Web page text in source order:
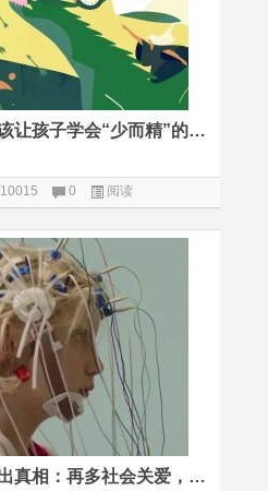
三年级过后，父母应该让孩子学会“少而精”的阅读
10015 0 阅读
这部高分亲子影片道出真相：再多社会关爱，都无法弥补原生家庭的亏欠